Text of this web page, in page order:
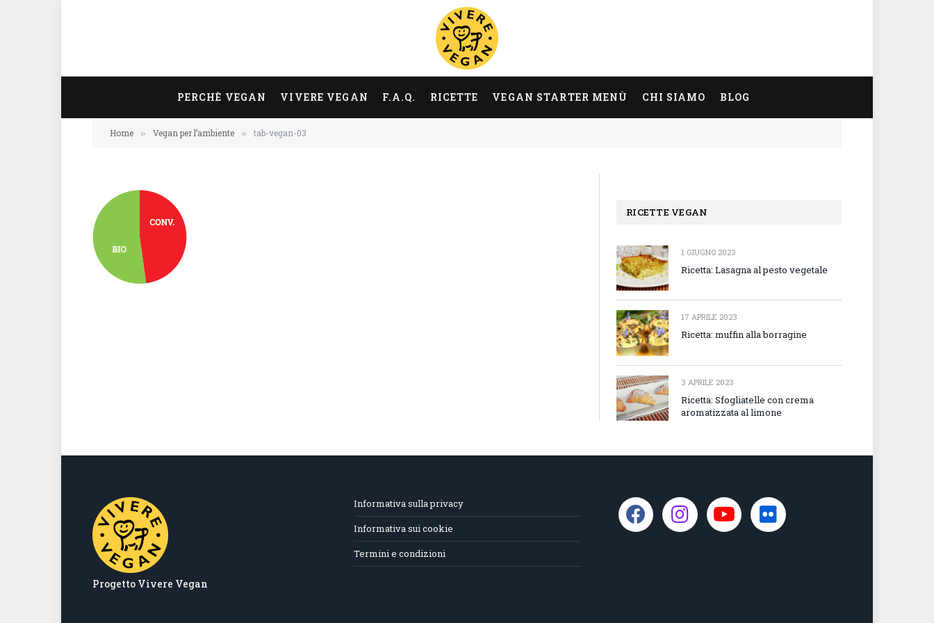
PERCHÈ VEGAN VIVERE VEGAN F.A.Q. RICETTE VEGAN STARTER MENÙ CHI SIAMO BLOG
Home » Vegan per l’ambiente » tab-vegan-03
RICETTE VEGAN
1 GIUGNO 2023
Ricetta: Lasagna al pesto vegetale
17 APRILE 2023
Ricetta: muffin alla borragine
3 APRILE 2023
Ricetta: Sfogliatelle con crema
aromatizzata al limone
Progetto Vivere Vegan
Informativa sulla privacy
Informativa sui cookie
Termini e condizioni